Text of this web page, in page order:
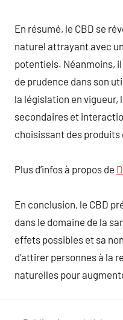
En résumé, le CBD se
naturel attrayant avec
potentiels. Néanmoins,
de prudence dans son
la législation en vigueur,
secondaires et
choisissant des produits
Plus d’infos à propos de
En conclusion, le CBD
dans le domaine de la
effets possibles et sa
d’attirer personnes à la
naturelles pour